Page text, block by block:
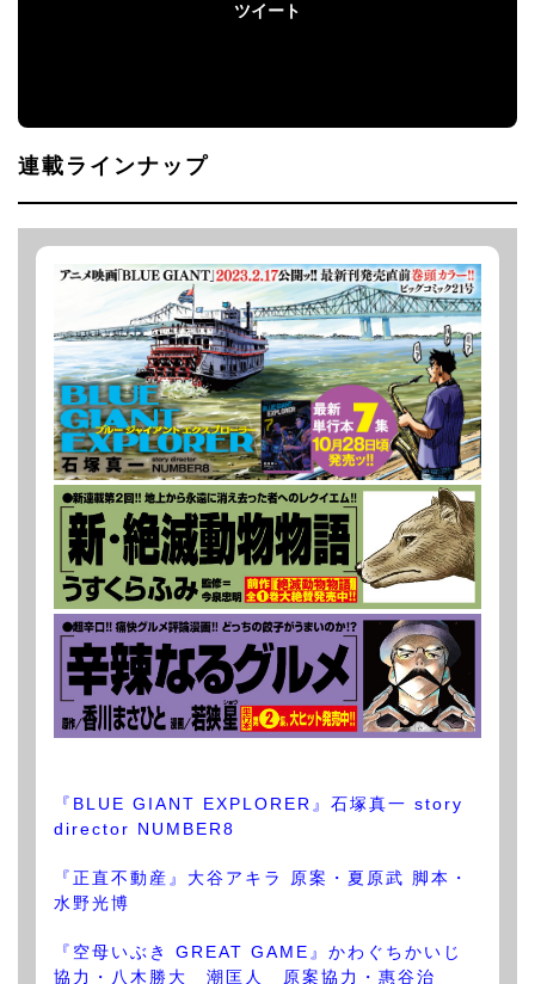
ツイート
連載ラインナップ
『BLUE GIANT EXPLORER』石塚真一 story
director NUMBER8
『正直不動産』大谷アキラ 原案・夏原武 脚本・
水野光博
『空母いぶき GREAT GAME』かわぐちかいじ
協力・八木勝大 潮匡人 原案協力・惠谷治